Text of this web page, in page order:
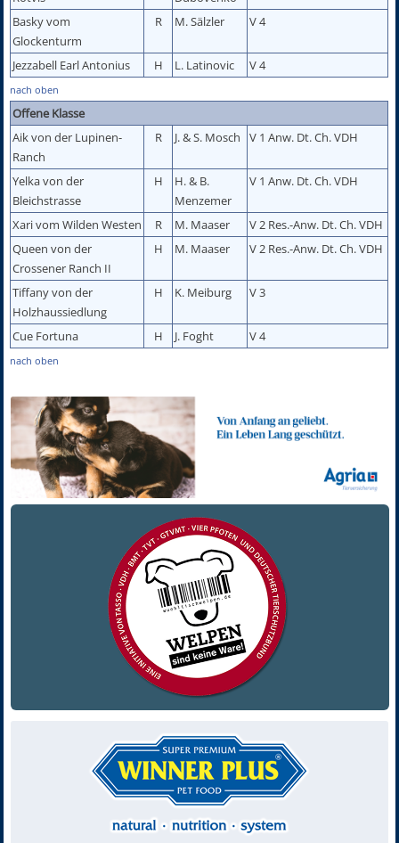
Basky vom
Glockenturm
R M. Sälzler V 4
Jezzabell Earl Antonius H L. Latinovic V 4
nach oben
Offene Klasse
Aik von der Lupinen-
Ranch
R J. & S. Mosch V 1 Anw. Dt. Ch. VDH
Yelka von der
Bleichstrasse
H
H. & B.
Menzemer
V 1 Anw. Dt. Ch. VDH
Xari vom Wilden Westen R M. Maaser
V 2 Res.-Anw. Dt. Ch. VDH
Queen von der
Crossener Ranch II
H M. Maaser V 2 Res.-Anw. Dt. Ch. VDH
Tiffany von der
Holzhaussiedlung
H K. Meiburg V 3
Cue Fortuna H J. Foght V 4
nach oben